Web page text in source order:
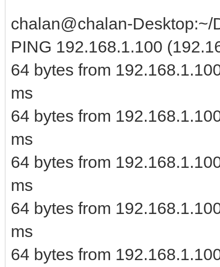
chalan@chalan-
PING 192.168.1.100
64 bytes from
ms
64 bytes from
ms
64 bytes from
ms
64 bytes from
ms
64 bytes from